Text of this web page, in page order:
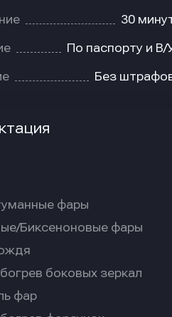
30
По паспорту и В/
Без
фары
Биксеноновые фары
боковых зеркал
фар